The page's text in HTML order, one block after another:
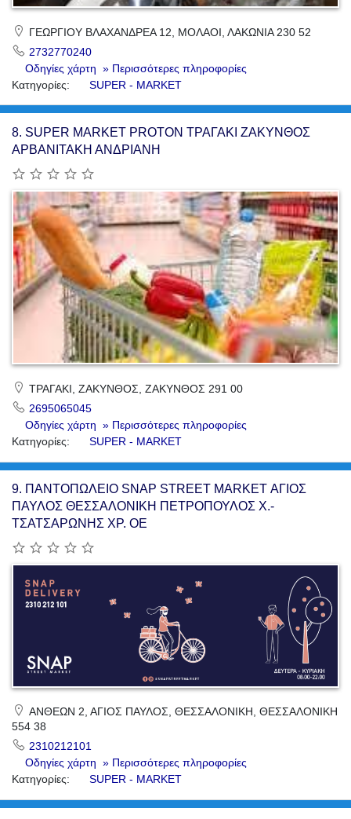
ΓΕΩΡΓΙΟΥ ΒΛΑΧΑΝΔΡΕΑ 12, ΜΟΛΑΟΙ, ΛΑΚΩΝΙΑ 230 52
2732770240
Οδηγίες χάρτη » Περισσότερες πληροφορίες
Κατηγορίες:
SUPER - MARKET
8. SUPER MARKET PROTON ΤΡΑΓΑΚΙ ΖΑΚΥΝΘΟΣ
ΑΡΒΑΝΙΤΑΚΗ ΑΝΔΡΙΑΝΗ
ΤΡΑΓΑΚΙ, ΖΑΚΥΝΘΟΣ, ΖΑΚΥΝΘΟΣ 291 00
2695065045
Οδηγίες χάρτη » Περισσότερες πληροφορίες
Κατηγορίες:
SUPER - MARKET
9. ΠΑΝΤΟΠΩΛΕΙΟ SNAP STREET MARKET ΑΓΙΟΣ
ΠΑΥΛΟΣ ΘΕΣΣΑΛΟΝΙΚΗ ΠΕΤΡΟΠΟΥΛΟΣ Χ.-
ΤΣΑΤΣΑΡΩΝΗΣ ΧΡ. ΟΕ
ΑΝΘΕΩΝ 2, ΑΓΙΟΣ ΠΑΥΛΟΣ, ΘΕΣΣΑΛΟΝΙΚΗ, ΘΕΣΣΑΛΟΝΙΚΗ
554 38
2310212101
Οδηγίες χάρτη » Περισσότερες πληροφορίες
Κατηγορίες:
SUPER - MARKET